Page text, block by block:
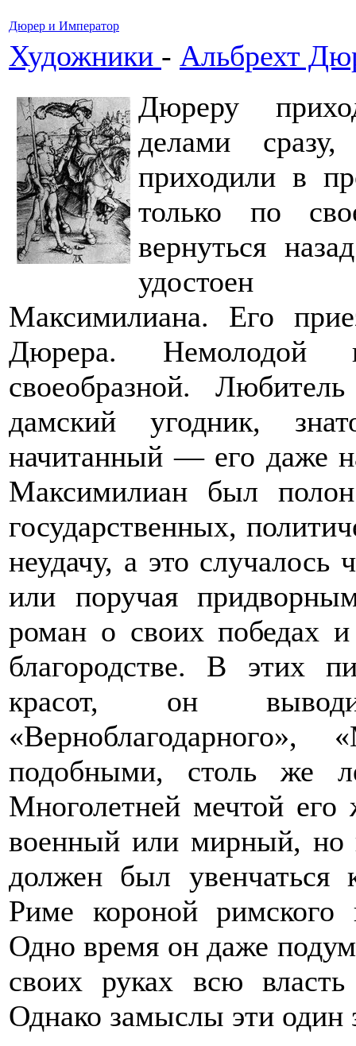
Дюрер и Император
Художники - Альбрехт
Дюреру
делами
приходили в
только по
вернуться
удостоен
Максимилиана. Его
Дюрера. Немолодой
своеобразной.
дамский угодник,
начитанный — его даже
Максимилиан был
государственных,
неудачу, а это случалось
или поручая
роман о своих победах
благородстве. В этих
красот, он
«Верноблагодарного»,
подобными, столь же
Многолетней мечтой
военный или мирный, но
должен был увенчаться
Риме короной римского
Одно время он даже
своих руках всю
Однако замыслы эти один